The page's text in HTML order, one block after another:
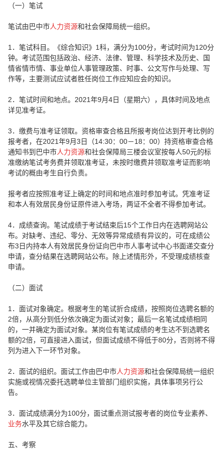
（一）笔试
笔试由巴中市人力资源和社会保障局统一组织。
1．笔试科目。《综合知识》1科，满分为100分，考试时间为120分
钟。考试范围包括政治、经济、法律、管理、科学技术及历史、国
情省情市情、事业单位人事管理政策、时事、公文写作与处理、写
作等，主要测试应试者胜任岗位工作应知应会的知识。
2．笔试时间和地点。2021年9月4日（星期六），具体时间及地点
详见准考证。
3．缴费与准考证领取。资格审查合格且所报考岗位达到开考比例的
报考者，在2021年9月3日（14:30：00－18：00）持资格审查合格
通知书到巴中市人力资源和社会保障局三楼会议室按每人50元的标
准缴纳笔试考务费并领取准考证，未按时缴费并领取准考证而影响
考试的概由考生自行负责。
报考者应按照准考证上确定的时间和地点准时参加考试。凭准考证
和本人有效居民身份证原件进入考场，两证不全者不得参加考试。
4．成绩查询。笔试成绩于考试结束后15个工作日内在选聘网站公
布。对缺考、违纪、零分、无效等异常成绩有异议的，可在成绩公
布3日内持本人有效居民身份证向巴中市人事考试中心书面递交查分
申请，查分结果在选聘网站公布。除上述情形外，不受理成绩核查
申请。
（二）面试
1．面试对象确定。根据考生的笔试折合成绩，按照岗位选聘名额的
2倍，从高分到低分依次确定为面试对象；最后一名笔试成绩相同
的，一并确定为面试对象。某岗位有笔试成绩的考生达不到选聘名
额的2倍，可直接进入面试，但面试成绩不得低于80分，否则将不得
列为进入下一环节对象。
2．面试的组织。面试工作由巴中市人力资源和社会保障局统一组织
实施或视情况委托选聘单位主管部门组织实施，具体事项另行公
告。
3．面试成绩满分为100分，面试重点测试报考者的岗位专业素养、
业务水平及其它综合能力。
五、考察